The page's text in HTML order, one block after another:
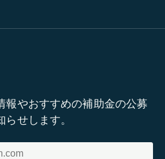
報やおすすめの補助金の公募
せします。